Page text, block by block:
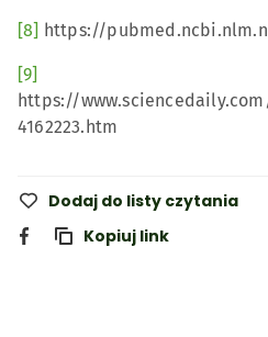
[8] https://
[9]
https://
4162223.htm
Dodaj do listy czytania
Kopiuj link